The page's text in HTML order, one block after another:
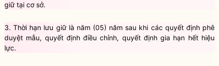
giữ tại cơ sở.
3.Thời hạn lưu giữ là năm (05) năm sau khi các quyết định phê
duyệt mẫu, quyết định điều chỉnh, quyết định gia hạn hết hiệu
lực.